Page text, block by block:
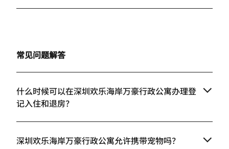
常见问题解答
什么时候可以在深圳欢乐海岸万豪行政公寓办理登
记入住和退房？
深圳欢乐海岸万豪行政公寓允许携带宠物吗？